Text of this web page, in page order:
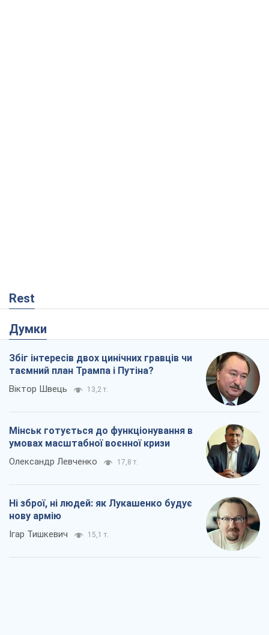
Rest
Думки
Збіг інтересів двох цинічних гравців чи
таємний план Трампа і Путіна?
Віктор Швець 13,2 т.
Мінськ готується до функціонування в
умовах масштабної воєнної кризи
Олександр Левченко 17,8 т.
Ні зброї, ні людей: як Лукашенко будує
нову армію
Ігар Тишкевич 15,1 т.